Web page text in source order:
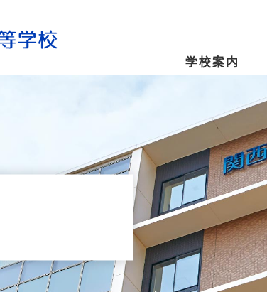
学校案内
校長からのメッセージ
キャンパスマップ
Tama Café （食堂）
動画アーカイブス
学習・教育システム
特別進学Ⅰコース
保育進学コース
年間行事・制服紹介
修学旅行
進路指導
生徒募集要項
資料請求